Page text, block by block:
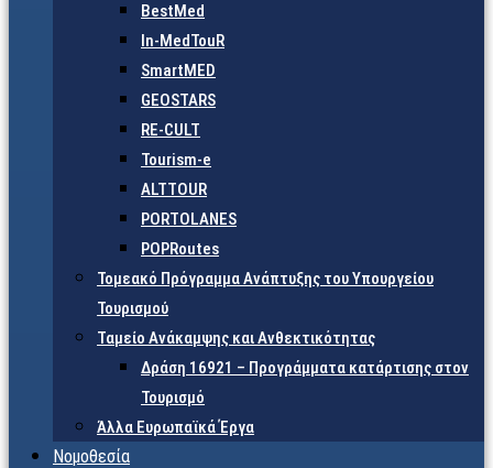
BestMed
In-MedTouR
SmartMED
GEOSTARS
RE-CULT
Tourism-e
ALTTOUR
PORTOLANES
POPRoutes
Τομεακό Πρόγραμμα Ανάπτυξης του Υπουργείου
Τουρισμού
Ταμείο Ανάκαμψης και Ανθεκτικότητας
Δράση 16921 – Προγράμματα κατάρτισης στον
Τουρισμό
Άλλα Ευρωπαϊκά Έργα
Νομοθεσία